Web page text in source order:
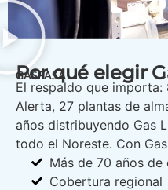
GASPASA
Por qué elegir
El respaldo que
Alerta, 27 plantas de
años distribuyendo Gas
todo el Noreste. Con
Más de 70 años de
Cobertura regional